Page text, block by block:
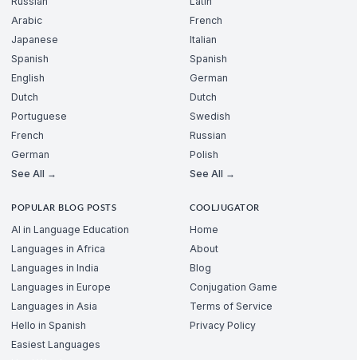
Arabic
Japanese
Spanish
English
Dutch
Portuguese
French
German
See All →
French
Italian
Spanish
German
Dutch
Swedish
Russian
Polish
See All →
POPULAR BLOG POSTS
AI in Language Education
Languages in Africa
Languages in India
Languages in Europe
Languages in Asia
Hello in Spanish
Easiest Languages
COOLJUGATOR
Home
About
Blog
Conjugation Game
Terms of Service
Privacy Policy